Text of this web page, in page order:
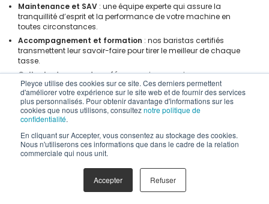
Pleyce utilise des cookies sur ce site. Ces derniers permettent
d'améliorer votre expérience sur le site web et de fournir des services
plus personnalisés. Pour obtenir davantage d'informations sur les
cookies que nous utilisons, consulteznotre politique de
confidentialité.
En cliquant sur Accepter, vous consentez au stockage des cookies.
Nous n'utiliserons ces informations que dans le cadre de la relation
commerciale qui nous unit.
Accepter Refuser
Maintenance et SAV : une équipe experte qui assure la
tranquillité d’esprit et la performance de votre machine en
toutes circonstances.
Accompagnement et formation : nos baristas certifiés
transmettent leur savoir-faire pour tirer le meilleur de chaque
tasse.
Collecte du marc de café: un geste concret pour
l’environnement, pour transformer ce déchet en ressource.
L’avenir de la pause-café
est connecté avec Pleyce
Adopter TopBrewer, c’est transformer votre pause-café
connectée en entreprisecombine :